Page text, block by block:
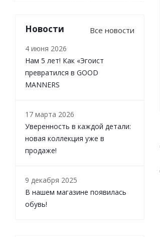
Новости Все новости
4 июня 2026
Нам 5 лет! Как «Эгоист
превратился в GOOD
MANNERS
17 марта 2026
Уверенность в каждой детали:
новая коллекция уже в
продаже!
9 декабря 2025
В нашем магазине появилась
обувь!